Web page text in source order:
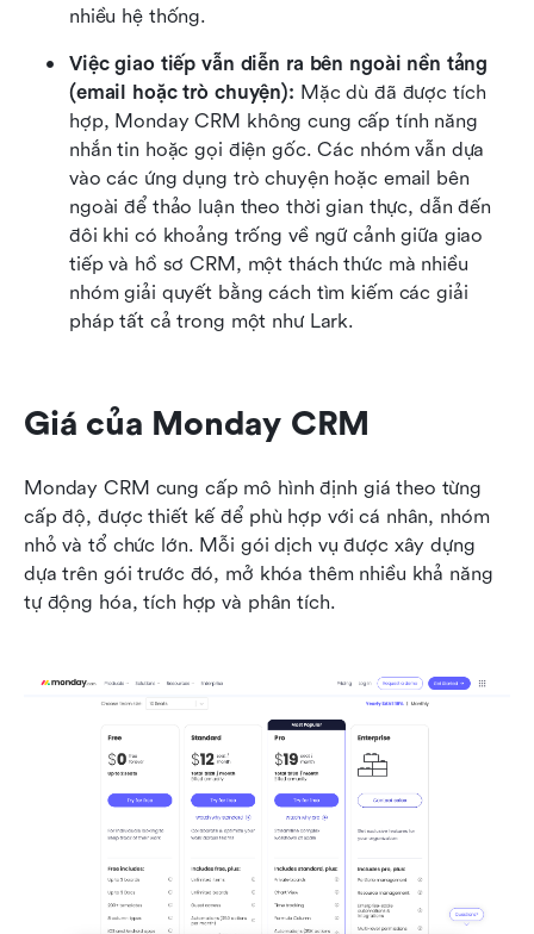
nhiều hệ thống.
Việc giao tiếp vẫn diễn ra bên ngoài nền tảng
(email hoặc trò chuyện): Mặc dù đã được tích
hợp, Monday CRM không cung cấp tính năng
nhắn tin hoặc gọi điện gốc. Các nhóm vẫn dựa
vào các ứng dụng trò chuyện hoặc email bên
ngoài để thảo luận theo thời gian thực, dẫn đến
đôi khi có khoảng trống về ngữ cảnh giữa giao
tiếp và hồ sơ CRM, một thách thức mà nhiều
nhóm giải quyết bằng cách tìm kiếm các giải
pháp tất cả trong một như Lark.
Giá của Monday CRM
Monday CRM cung cấp mô hình định giá theo từng
cấp độ, được thiết kế để phù hợp với cá nhân, nhóm
nhỏ và tổ chức lớn. Mỗi gói dịch vụ được xây dựng
dựa trên gói trước đó, mở khóa thêm nhiều khả năng
tự động hóa, tích hợp và phân tích.